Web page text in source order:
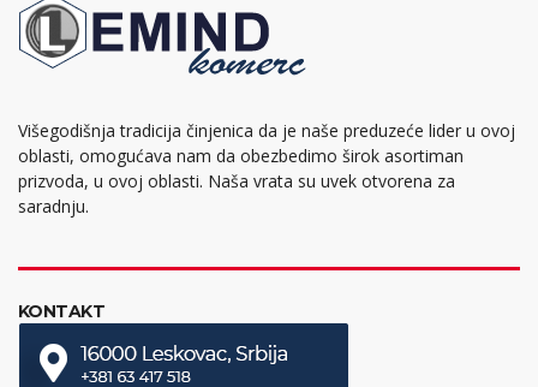
Višegodišnja tradicija činjenica da je naše preduzeće lider u ovoj
oblasti, omogućava nam da obezbedimo širok asortiman
prizvoda, u ovoj oblasti. Naša vrata su uvek otvorena za
saradnju.
KONTAKT